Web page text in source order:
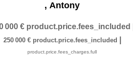
, Antony
000 € product.price.fees_included
250 000 € product.price.fees_included
product.price.fees_charges.full